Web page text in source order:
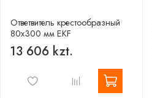
Ответвитель крестообразный
80х300 мм EKF
13 606 kzt.